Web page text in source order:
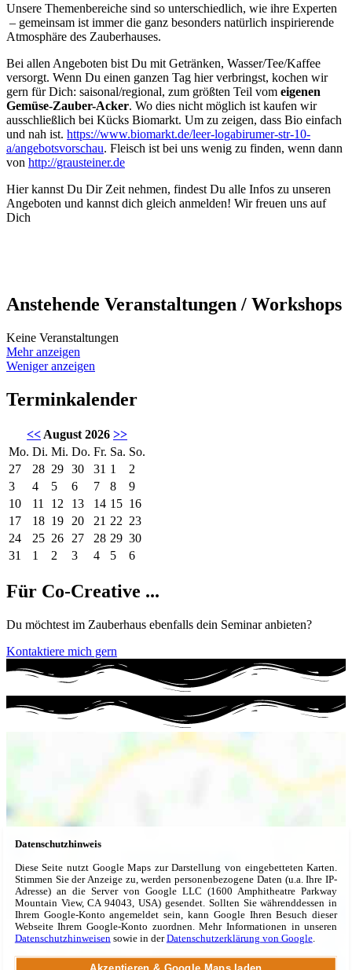
Unsere Themenbereiche sind so unterschiedlich, wie ihre Experten
– gemeinsam ist immer die ganz besonders natürlich inspirierende
Atmosphäre des Zauberhauses.
Bei allen Angeboten bist Du mit Getränken, Wasser/Tee/Kaffee
versorgt. Wenn Du einen ganzen Tag hier verbringst, kochen wir
gern für Dich: saisonal/regional, zum größten Teil vom eigenen
Gemüse-Zauber-Acker. Wo dies nicht möglich ist kaufen wir
ausschließlich bei Kücks Biomarkt. Um zu zeigen, dass Bio einfach
und nah ist. https://www.biomarkt.de/leer-logabirumer-str-10-
a/angebotsvorschau. Fleisch ist bei uns wenig zu finden, wenn dann
von http://grausteiner.de
Hier kannst Du Dir Zeit nehmen, findest Du alle Infos zu unseren
Angeboten und kannst dich gleich anmelden! Wir freuen uns auf
Dich
Anstehende Veranstaltungen / Workshops
Keine Veranstaltungen
Mehr anzeigen
Weniger anzeigen
Terminkalender
<<August 2026 >>
Mo. Di. Mi. Do. Fr. Sa. So.
27
28 29 30 31 1
2
3
4 5 6 7 8
9
10
11 12 13 14 15 16
17
18 19 20 21 22 23
24
25 26 27 28 29 30
31
1 2 3 4 5 6
Für Co-Creative ...
Du möchtest im Zauberhaus ebenfalls dein Seminar anbieten?
Kontaktiere mich gern
Datenschutzhinweis
Diese Seite nutzt Google Maps zur Dar­stellung von ein­ge­betteten Karten.
Stimmen Sie der An­zeige zu, werden per­sonen­be­zogene Daten (u.a. Ihre IP-
Adresse) an die Server von Google LLC (1600 Amphi­theatre Park­way
Mount­ain View, CA 94043, USA) gesendet. Sollten Sie während­dessen in
Ihrem Google-Konto angemeldet sein, kann Google Ihren Besuch dieser
Webseite Ihrem Google-Konto zuordnen. Mehr Informationen in unseren
Daten­schutz­hinweisen sowie in derDaten­schutz­erklärung von Google.
Akzeptieren & Google Maps laden